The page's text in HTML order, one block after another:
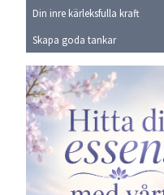
Din inre kärleksfulla kraft
Skapa goda tankar